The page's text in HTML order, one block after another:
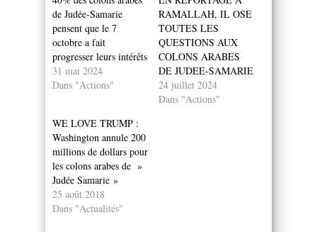
de Judée-Samarie
pensent que le 7
octobre a fait
progresser leurs intérêts
31 mai 2024
Dans "Actions"
RAMALLAH, IL OSE
TOUTES LES
QUESTIONS AUX
COLONS ARABES
DE JUDEE-SAMARIE
24 juillet 2024
Dans "Actions"
WE LOVE TRUMP :
Washington annule 200
millions de dollars pour
les colons arabes de »
Judée Samarie »
25 août 2018
Dans "Actualités"